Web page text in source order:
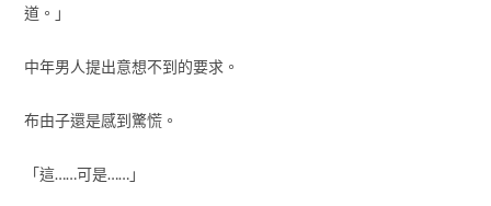
道。」
中年男人提出意想不到的要求。
布由子還是感到驚慌。
「這……可是……」